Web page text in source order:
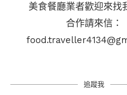
美食餐廳業者歡迎來找
合作請來信：
追蹤我